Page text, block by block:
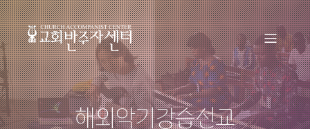
해외악기강습선교